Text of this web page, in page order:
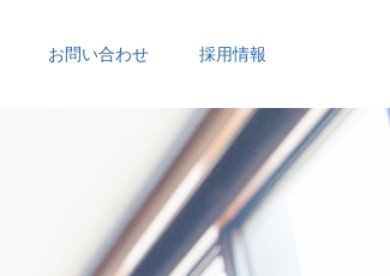
お問い合わせ 採用情報